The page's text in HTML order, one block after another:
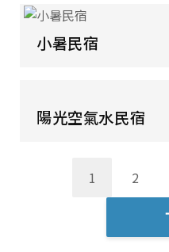
小暑民宿
陽光空氣水民宿
1 2